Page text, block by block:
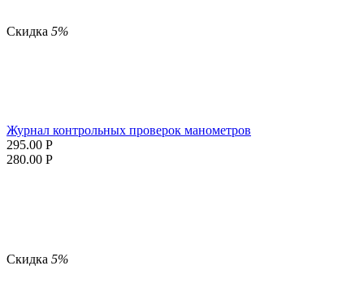
Скидка 5%
Журнал контрольных проверок манометров
295.00 Р
280.00 Р
Скидка 5%